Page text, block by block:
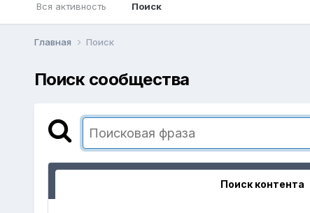
Вся активность Поиск
Главная Поиск
Поиск сообщества
Поиск контента